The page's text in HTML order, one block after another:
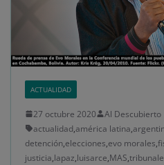
ACTUALIDAD
27 octubre 2020
Al Descubierto
actualidad,américa latina,
detención,elecciones,evo morales,
justicia,lapaz,luisarce,MAS,